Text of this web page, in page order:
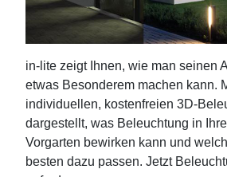
in-lite zeigt Ihnen, wie man seinen
etwas Besonderem machen kann.
individuellen, kostenfreien 3D-
dargestellt, was Beleuchtung in
Vorgarten bewirken kann und
besten dazu passen. Jetzt